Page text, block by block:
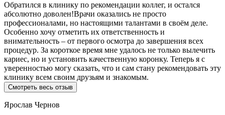
Обратился в клинику по рекомендации коллег, и остался
абсолютно доволен!Врачи оказались не просто
профессионалами, но настоящими талантами в своём деле.
Особенно хочу отметить их ответственность и
внимательность – от первого осмотра до завершения всех
процедур. За короткое время мне удалось не только вылечить
кариес, но и установить качественную коронку. Теперь я с
уверенностью могу сказать, что и сам стану рекомендовать эту
клинику всем своим друзьям и знакомым.
Смотреть весь отзыв
Ярослав Чернов